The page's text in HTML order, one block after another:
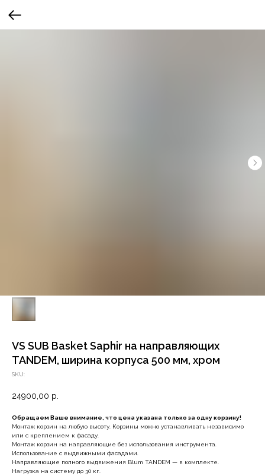
VS SUB Basket Saphir на направляющих
TANDEM, ширина корпуса 500 мм, хром
SKU:
24900,00 р.
Обращаем Ваше внимание, что цена указана только за одну корзину!
Монтаж корзин на любую высоту. Корзины можно устанавливать независимо
или с креплением к фасаду.
Монтаж корзин на направляющие без использования инструмента.
Использование с выдвижными фасадами.
Направляющие полного выдвижения Blum TANDEM — в комплекте.
Нагрузка на систему до 30 кг.